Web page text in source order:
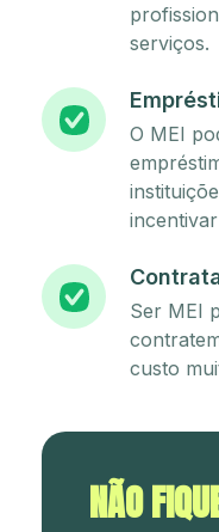
serviços.
O MEI
Ser MEI
custo
NÃO